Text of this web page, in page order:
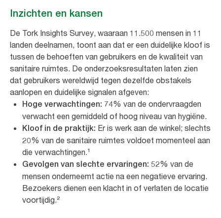
Inzichten en kansen
De Tork Insights Survey, waaraan 11.500 mensen in 11
landen deelnamen, toont aan dat er een duidelijke kloof is
tussen de behoeften van gebruikers en de kwaliteit van
sanitaire ruimtes. De onderzoeksresultaten laten zien
dat gebruikers wereldwijd tegen dezelfde obstakels
aanlopen en duidelijke signalen afgeven:
Hoge verwachtingen: 74% van de ondervraagden
verwacht een gemiddeld of hoog niveau van hygiëne.
Kloof in de praktijk: Er is werk aan de winkel; slechts
20% van de sanitaire ruimtes voldoet momenteel aan
die verwachtingen.¹
Gevolgen van slechte ervaringen: 52% van de
mensen onderneemt actie na een negatieve ervaring.
Bezoekers dienen een klacht in of verlaten de locatie
voortijdig.²